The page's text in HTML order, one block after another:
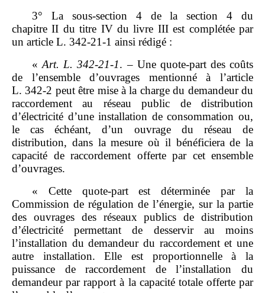
3° La sous‑section 4 de la section 4 du
chapitre II du titre IV du livre III est complétée par
un article L. 342‑21‑1 ainsi rédigé :
«Art. L. 342‑21‑1. – Une quote‑part des coûts
de l’ensemble d’ouvrages mentionné à l’article
L. 342‑2 peut être mise à la charge du demandeur du
raccordement au réseau public de distribution
d’électricité d’une installation de consommation ou,
le cas échéant, d’un ouvrage du réseau de
distribution, dans la mesure où il bénéficiera de la
capacité de raccordement offerte par cet ensemble
d’ouvrages.
« Cette quote‑part est déterminée par la
Commission de régulation de l’énergie, sur la partie
des ouvrages des réseaux publics de distribution
d’électricité permettant de desservir au moins
l’installation du demandeur du raccordement et une
autre installation. Elle est proportionnelle à la
puissance de raccordement de l’installation du
demandeur par rapport à la capacité totale offerte par